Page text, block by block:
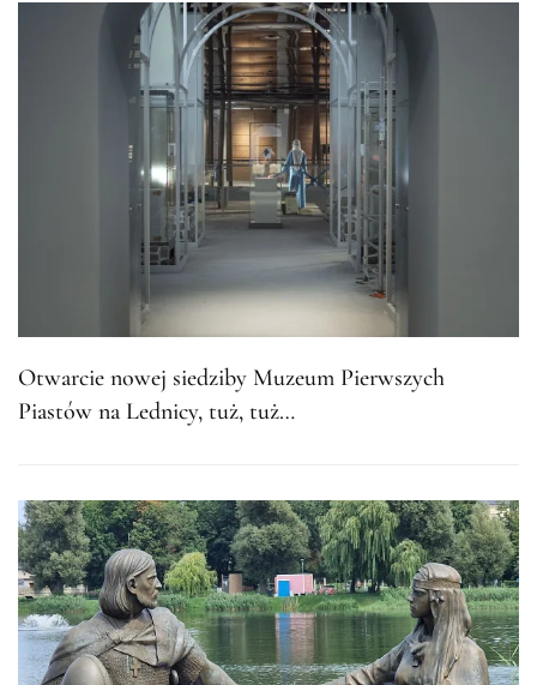
Otwarcie nowej siedziby Muzeum Pierwszych
Piastów na Lednicy, tuż, tuż…